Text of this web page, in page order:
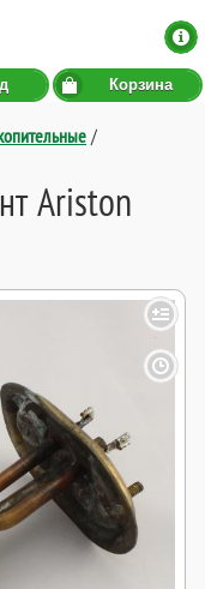
Корзина
/
Ariston